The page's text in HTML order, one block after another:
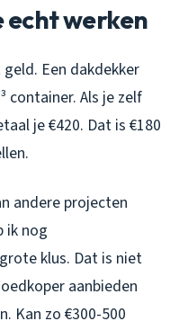
echt werken
Een dakdekker
container. Als je zelf
je €420. Dat is €180
andere projecten
ik nog
klus. Dat is niet
aanbieden
Kan zo €300-500